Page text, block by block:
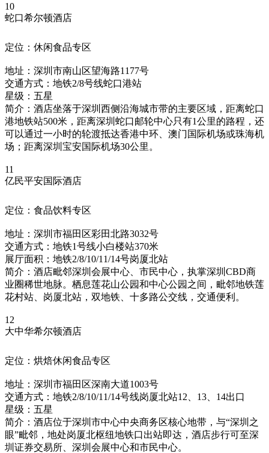
10
蛇口希尔顿酒店
定位：休闲食品专区
地址：深圳市南山区望海路1177号
交通方式：地铁2/8号线蛇口港站
星级：五星
简介：酒店坐落于深圳西侧沿海城市带的主要区域，距离蛇口
港地铁站500米，距离深圳蛇口邮轮中心只有1公里的路程，还
可以通过一小时的轮渡抵达香港中环、澳门国际机场或珠海机
场；距离深圳宝安国际机场30公里。
11
亿民平安国际酒店
定位：食品饮料专区
地址：深圳市福田区彩田北路3032号
交通方式：地铁1号线小白楼站370米
展厅面积：地铁2/8/10/11/14号岗厦北站
简介：酒店毗邻深圳会展中心、市民中心，执掌深圳CBD商
业圈稀世地脉。栖息莲花山公园和中心公园之间，毗邻地铁莲
花村站、岗厦北站，双地铁、十多路公交线，交通便利。
12
大中华希尔顿酒店
定位：烘焙休闲食品专区
地址：深圳市福田区深南大道1003号
交通方式：地铁2/8/10/11/14号线岗厦北站12、13、14出口
星级：五星
简介：酒店位于深圳市中心中央商务区核心地带，与“深圳之
眼”毗邻，地处岗厦北枢纽地铁口出站即达，酒店步行可至深
圳证券交易所、深圳会展中心和市民中心。